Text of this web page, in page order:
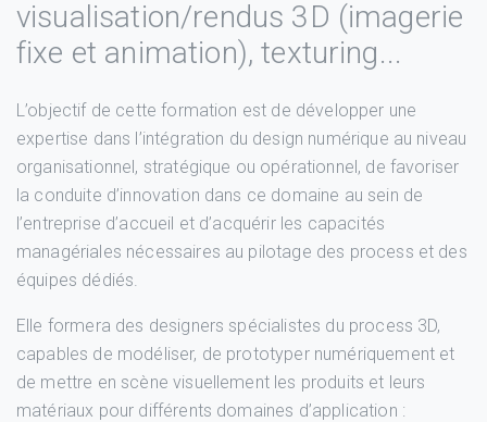
visualisation/rendus 3D (imagerie
fixe et animation), texturing...
L’objectif de cette formation est de développer une
expertise dans l’intégration du design numérique au niveau
organisationnel, stratégique ou opérationnel, de favoriser
la conduite d’innovation dans ce domaine au sein de
l’entreprise d’accueil et d’acquérir les capacités
managériales nécessaires au pilotage des process et des
équipes dédiés.
Elle formera des designers spécialistes du process 3D,
capables de modéliser, de prototyper numériquement et
de mettre en scène visuellement les produits et leurs
matériaux pour différents domaines d’application :